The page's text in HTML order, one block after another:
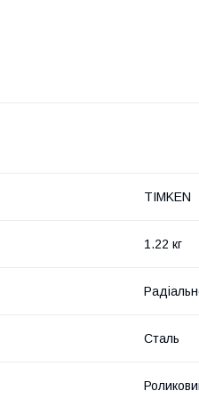
TIMKEN
1.22 кг
Сталь